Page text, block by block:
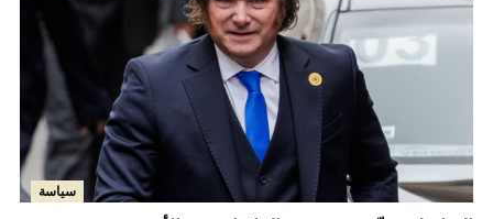
سياسة